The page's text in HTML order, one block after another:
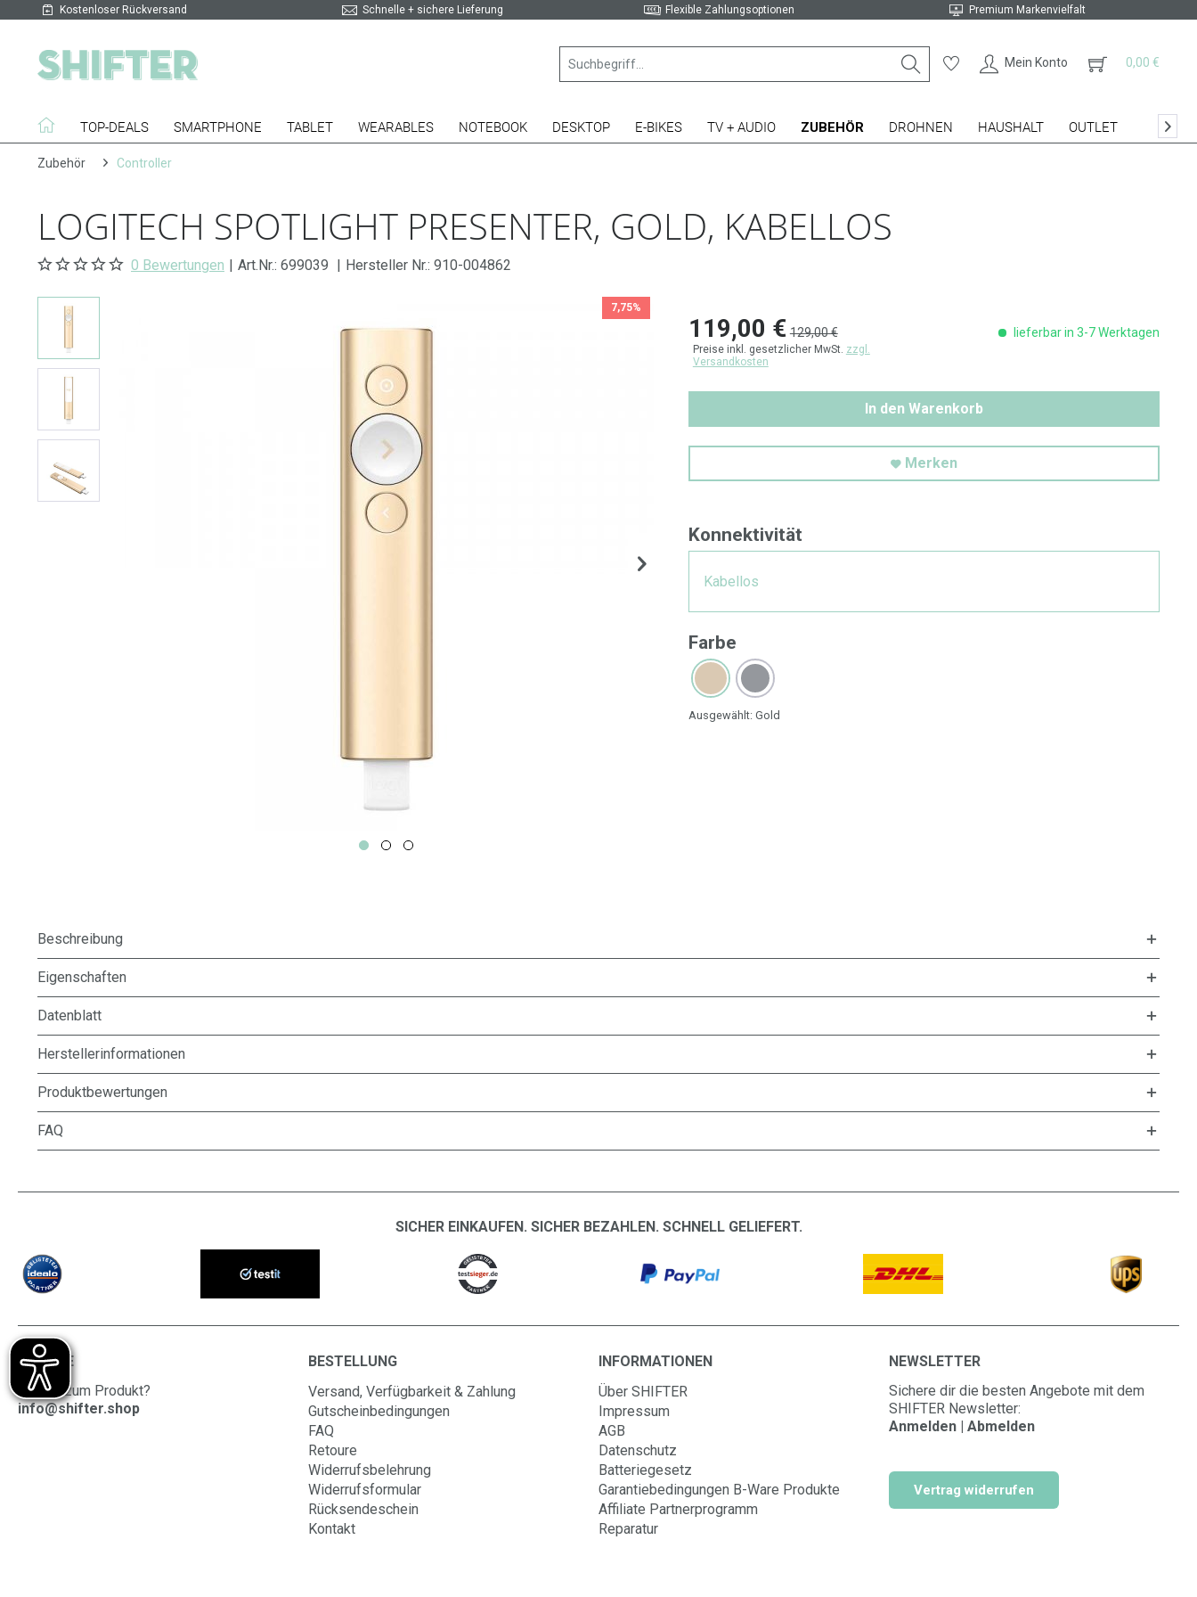
Kostenloser Rückversand Schnelle + sichere Lieferung Flexible Zahlungsoptionen Premium Markenvielfalt
Mein Konto 0,00 €
TOP-DEALS SMARTPHONE TABLET WEARABLES NOTEBOOK DESKTOP E-BIKES TV + AUDIO ZUBEHÖR DROHNEN HAUSHALT OUTLET 
Zubehör Controller
LOGITECH SPOTLIGHT PRESENTER, GOLD, KABELLOS
0 Bewertungen | Art.Nr.: 699039 | Hersteller Nr.: 910-004862
7,75%
119,00 € 129,00 €
Preise inkl. gesetzlicher MwSt. zzgl.
Versandkosten
lieferbar in 3-7 Werktagen
In den Warenkorb
Merken
Konnektivität
Kabellos
Farbe
Ausgewählt: Gold
Beschreibung
Eigenschaften
Datenblatt
Herstellerinformationen
Produktbewertungen
FAQ
SICHER EINKAUFEN. SICHER BEZAHLEN. SCHNELL GELIEFERT.
SERVICE
Fragen zum Produkt?
info@shifter.shop
BESTELLUNG
Versand, Verfügbarkeit & Zahlung
Gutscheinbedingungen
FAQ
Retoure
Widerrufsbelehrung
Widerrufsformular
Rücksendeschein
Kontakt
INFORMATIONEN
Über SHIFTER
Impressum
AGB
Datenschutz
Batteriegesetz
Garantiebedingungen B-Ware Produkte
Affiliate Partnerprogramm
Reparatur
NEWSLETTER
Sichere dir die besten Angebote mit dem
SHIFTER Newsletter:
Anmelden | Abmelden
Vertrag widerrufen